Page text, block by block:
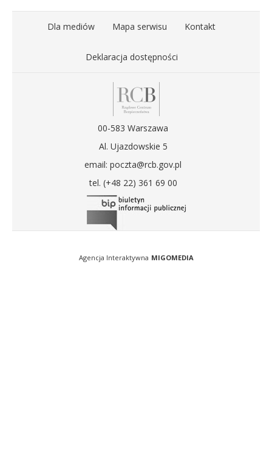
Dla mediów Mapa serwisu Kontakt
Deklaracja dostępności
00-583 Warszawa
Al. Ujazdowskie 5
email: poczta@rcb.gov.pl
tel. (+48 22) 361 69 00
Agencja Interaktywna MIGOMEDIA